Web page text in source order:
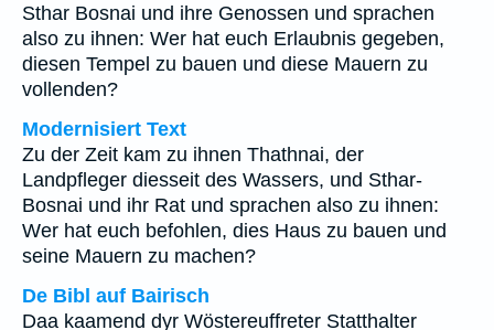
Sthar Bosnai und ihre Genossen und sprachen
also zu ihnen: Wer hat euch Erlaubnis gegeben,
diesen Tempel zu bauen und diese Mauern zu
vollenden?
Modernisiert Text
Zu der Zeit kam zu ihnen Thathnai, der
Landpfleger diesseit des Wassers, und Sthar-
Bosnai und ihr Rat und sprachen also zu ihnen:
Wer hat euch befohlen, dies Haus zu bauen und
seine Mauern zu machen?
De Bibl auf Bairisch
Daa kaamend dyr Wöstereuffreter Statthalter